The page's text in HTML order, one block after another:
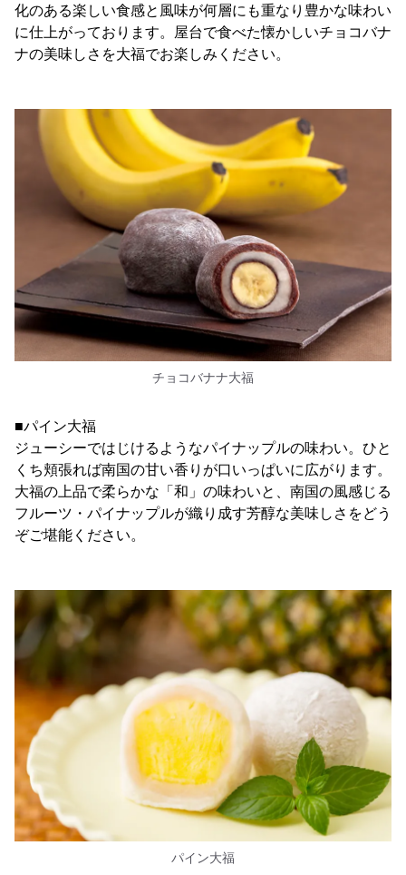
化のある楽しい食感と風味が何層にも重なり豊かな味わい
に仕上がっております。屋台で食べた懐かしいチョコバナ
ナの美味しさを大福でお楽しみください。
チョコバナナ大福
■パイン大福
ジューシーではじけるようなパイナップルの味わい。ひと
くち頬張れば南国の甘い香りが口いっぱいに広がります。
大福の上品で柔らかな「和」の味わいと、南国の風感じる
フルーツ・パイナップルが織り成す芳醇な美味しさをどう
ぞご堪能ください。
パイン大福